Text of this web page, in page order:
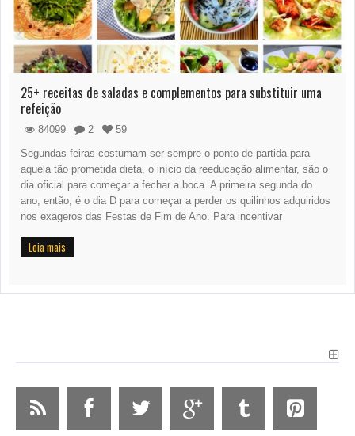
25+ receitas de saladas e complementos para substituir uma
refeição
84099 2
59
Segundas-feiras costumam ser sempre o ponto de partida para
aquela tão prometida dieta, o início da reeducação alimentar, são o
dia oficial para começar a fechar a boca. A primeira segunda do
ano, então, é o dia D para começar a perder os quilinhos adquiridos
nos exageros das Festas de Fim de Ano. Para incentivar
Leia mais